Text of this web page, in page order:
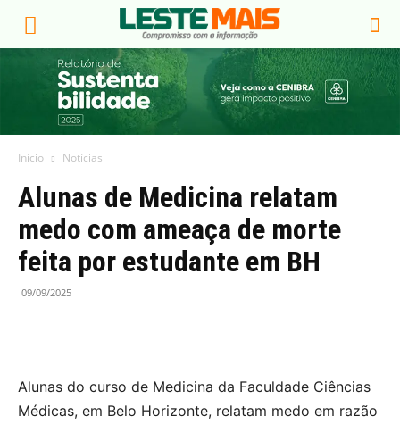
Início Notícias
Alunas de Medicina relatam
medo com ameaça de morte
feita por estudante em BH
09/09/2025
Alunas do curso de Medicina da Faculdade Ciências
Médicas, em Belo Horizonte, relatam medo em razão